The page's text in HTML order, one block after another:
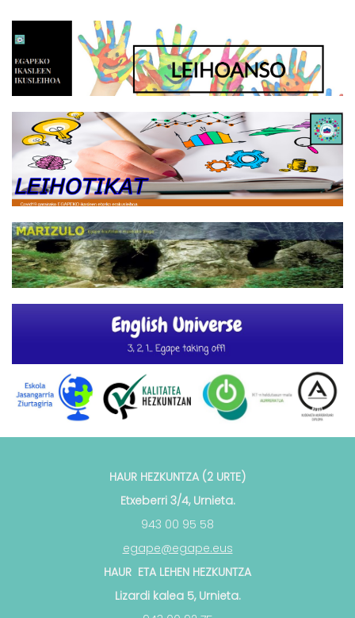
HAUR HEZKUNTZA (2 URTE)
Etxeberri 3/4, Urnieta.
943 00 95 58
egape@egape.eus
HAUR ETA LEHEN HEZKUNTZA
Lizardi kalea 5, Urnieta.